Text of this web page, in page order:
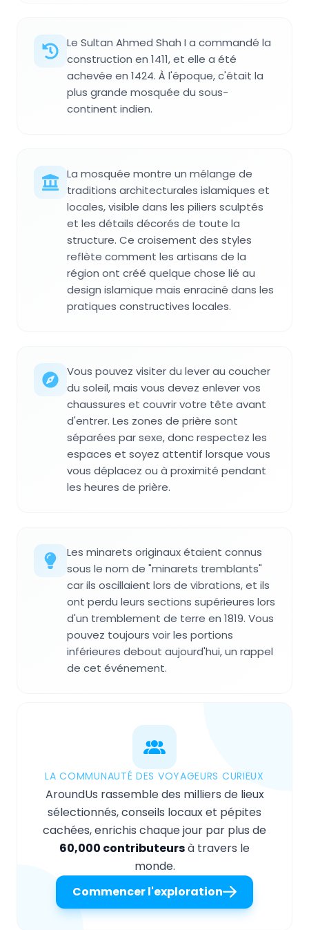
Le Sultan Ahmed Shah I a commandé la
construction en 1411, et elle a été
achevée en 1424. À l'époque, c'était la
plus grande mosquée du sous-
continent indien.
La mosquée montre un mélange de
traditions architecturales islamiques et
locales, visible dans les piliers sculptés
et les détails décorés de toute la
structure. Ce croisement des styles
reflète comment les artisans de la
région ont créé quelque chose lié au
design islamique mais enraciné dans les
pratiques constructives locales.
Vous pouvez visiter du lever au coucher
du soleil, mais vous devez enlever vos
chaussures et couvrir votre tête avant
d'entrer. Les zones de prière sont
séparées par sexe, donc respectez les
espaces et soyez attentif lorsque vous
vous déplacez ou à proximité pendant
les heures de prière.
Les minarets originaux étaient connus
sous le nom de "minarets tremblants"
car ils oscillaient lors de vibrations, et ils
ont perdu leurs sections supérieures lors
d'un tremblement de terre en 1819. Vous
pouvez toujours voir les portions
inférieures debout aujourd'hui, un rappel
de cet événement.
LA COMMUNAUTÉ DES VOYAGEURS CURIEUX
AroundUs rassemble des milliers de lieux
sélectionnés, conseils locaux et pépites
cachées, enrichis chaque jour par plus de
60,000 contributeursà travers le
monde.
Commencer l'exploration